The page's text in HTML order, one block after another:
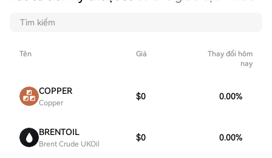
Tên Giá
Thay đổi hôm
nay
COPPER
Copper
$0 0.00%
BRENTOIL
Brent Crude UKOil
$0 0.00%